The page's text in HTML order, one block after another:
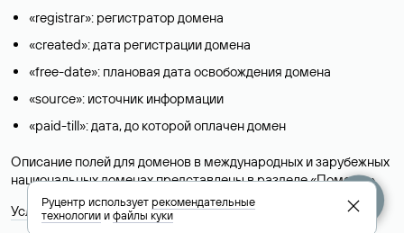
«registrar»: регистратор домена
«created»: дата регистрации домена
«free-date»: плановая дата освобождения домена
«source»: источник информации
«paid-till»: дата, до которой оплачен домен
Описание полей для доменов в международных и зарубежных
национальных доменах представлены в разделе «Помощь».
Условия использования Whois-сервиса
Руцентр используетрекомендательные
технологииифайлы куки